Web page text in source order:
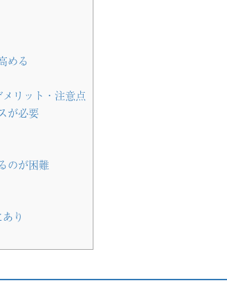
める
リット・注意点
が必要
のが困難
り